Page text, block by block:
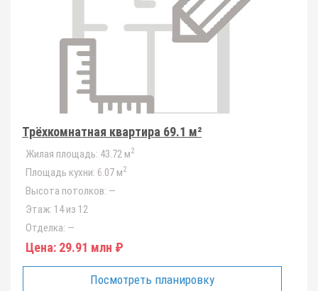
Трёхкомнатная квартира 69.1 м²
Жилая площадь: 43.72 м2
Площадь кухни: 6.07 м2
Высота потолков: —
Этаж: 14 из 12
Отделка: —
Цена: 29.91 млн ₽
Посмотреть планировку